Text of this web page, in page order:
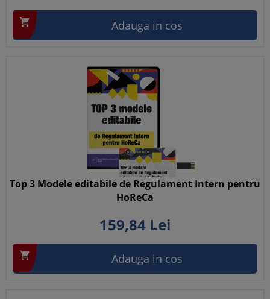
 Adauga in cos
Top 3 Modele editabile de Regulament Intern pentru
HoReCa
159,84 Lei
 Adauga in cos